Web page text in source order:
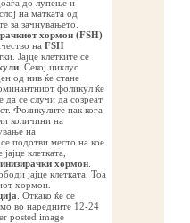
до лупење и
на матката од
за зачнувањето.
хормон (FSH)
на FSH
Јајце клетките се
. Секој циклус
од нив ќе стане
фоликул ќе
да се случи да созреат
Фоликулите пак кога
количини на
на
подотви место на кое
клетката,
хормон.
јајце клетката. Тоа
хормон.
. Откако ќе се
во наредните 12-24